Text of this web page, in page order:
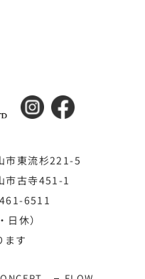
東流杉221-5
市古寺451-1
6511
休）
ます